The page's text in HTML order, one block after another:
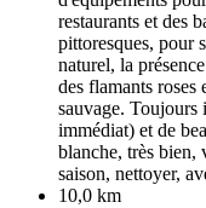
restaurants et des
pittoresques, pour
naturel, la
des flamants roses
sauvage. Toujours
immédiat) et de
blanche, très bien,
saison, nettoyer,
10,0 km